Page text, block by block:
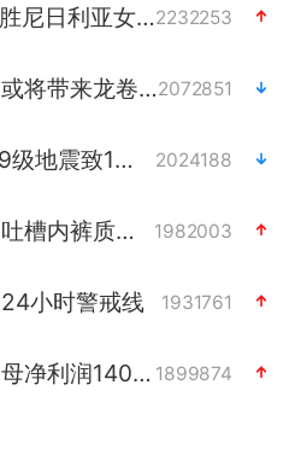
中国女篮70-67险胜尼日利亚女篮2232253
上海：台风白海豚或将带来龙卷风2072851
四川宜宾市高县4.9级地震致1人死亡 2024188
名创优品回应女子吐槽内裤质量差 1982003
小时警戒线 1931761
中巨芯：上半年归母净利润1405.77万元 1899874